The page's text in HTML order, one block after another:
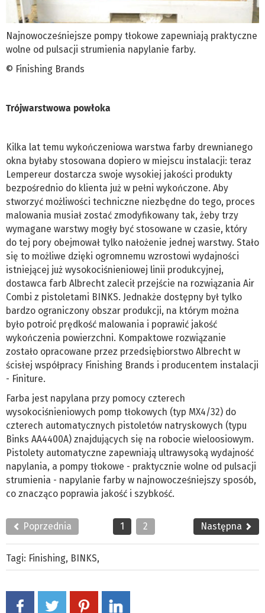
Najnowocześniejsze pompy tłokowe zapewniają praktyczne
wolne od pulsacji strumienia napylanie farby.
© Finishing Brands
Trójwarstwowa powłoka
Kilka lat temu wykończeniowa warstwa farby drewnianego
okna byłaby stosowana dopiero w miejscu instalacji: teraz
Lempereur dostarcza swoje wysokiej jakości produkty
bezpośrednio do klienta już w pełni wykończone. Aby
stworzyć możliwości techniczne niezbędne do tego, proces
malowania musiał zostać zmodyfikowany tak, żeby trzy
wymagane warstwy mogły być stosowane w czasie, który
do tej pory obejmował tylko nałożenie jednej warstwy. Stało
się to możliwe dzięki ogromnemu wzrostowi wydajności
istniejącej już wysokociśnieniowej linii produkcyjnej,
dostawca farb Albrecht zalecił przejście na rozwiązania Air
Combi z pistoletami BINKS. Jednakże dostępny był tylko
bardzo ograniczony obszar produkcji, na którym można
było potroić prędkość malowania i poprawić jakość
wykończenia powierzchni. Kompaktowe rozwiązanie
zostało opracowane przez przedsiębiorstwo Albrecht w
ścisłej współpracy Finishing Brands i producentem instalacji
- Finiture.
Farba jest napylana przy pomocy czterech
wysokociśnieniowych pomp tłokowych (typ MX4/32) do
czterech automatycznych pistoletów natryskowych (typu
Binks AA4400A) znajdujących się na robocie wieloosiowym.
Pistolety automatyczne zapewniają ultrawysoką wydajność
napylania, a pompy tłokowe - praktycznie wolne od pulsacji
strumienia - napylanie farby w najnowocześniejszy sposób,
co znacząco poprawia jakość i szybkość.
Poprzednia 1 2 Następna
Tagi: Finishing, BINKS,